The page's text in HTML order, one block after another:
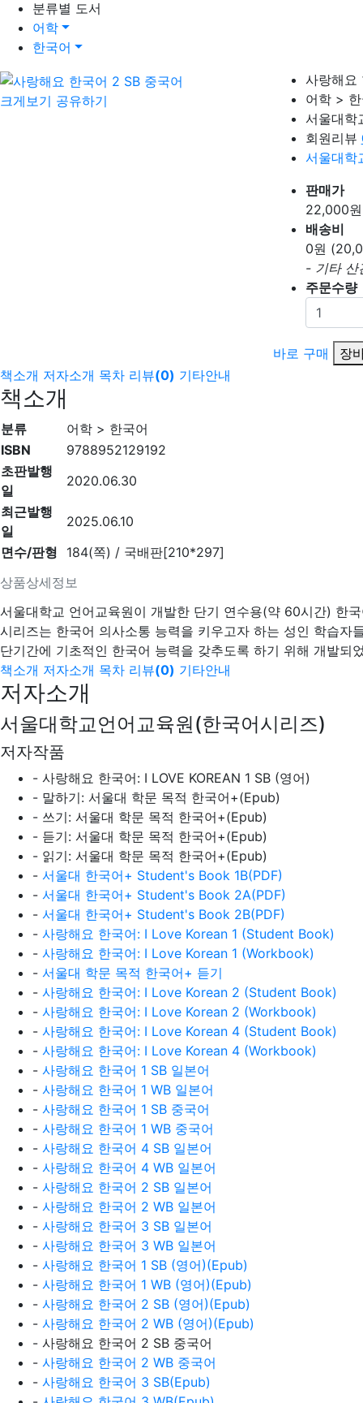
분류별 도서
어학
한국어
크게보기 공유하기
사랑해요
어학 >
서울대학
회원리뷰
서울대학
판매가
22,000원
배송비
0원
- 기타 산
주문수량
바로 구매
장
책소개 저자소개 목차 리뷰(0) 기타안내
책소개
상품상세정보
분류
어학 > 한국어
ISBN
9788952129192
초판발행
일
2020.06.30
최근발행
일
2025.06.10
면수/판형
184(쪽) / 국배판[210*297]
서울대학교 언어교육원이 개발한 단기 연수용(약 60시간) 한
시리즈는 한국어 의사소통 능력을 키우고자 하는 성인 학습자
단기간에 기초적인 한국어 능력을 갖추도록 하기 위해 개발되
책소개 저자소개 목차 리뷰(0) 기타안내
저자소개
서울대학교언어교육원(한국어시리즈)
저자작품
- 사랑해요 한국어: I LOVE KOREAN 1 SB (영어)
- 말하기: 서울대 학문 목적 한국어+(Epub)
- 쓰기: 서울대 학문 목적 한국어+(Epub)
- 듣기: 서울대 학문 목적 한국어+(Epub)
- 읽기: 서울대 학문 목적 한국어+(Epub)
- 서울대 한국어+ Student's Book 1B(PDF)
- 서울대 한국어+ Student's Book 2A(PDF)
- 서울대 한국어+ Student's Book 2B(PDF)
- 사랑해요 한국어: I Love Korean 1 (Student Book)
- 사랑해요 한국어: I Love Korean 1 (Workbook)
- 서울대 학문 목적 한국어+ 듣기
- 사랑해요 한국어: I Love Korean 2 (Student Book)
- 사랑해요 한국어: I Love Korean 2 (Workbook)
- 사랑해요 한국어: I Love Korean 4 (Student Book)
- 사랑해요 한국어: I Love Korean 4 (Workbook)
- 사랑해요 한국어 1 SB 일본어
- 사랑해요 한국어 1 WB 일본어
- 사랑해요 한국어 1 SB 중국어
- 사랑해요 한국어 1 WB 중국어
- 사랑해요 한국어 4 SB 일본어
- 사랑해요 한국어 4 WB 일본어
- 사랑해요 한국어 2 SB 일본어
- 사랑해요 한국어 2 WB 일본어
- 사랑해요 한국어 3 SB 일본어
- 사랑해요 한국어 3 WB 일본어
- 사랑해요 한국어 1 SB (영어)(Epub)
- 사랑해요 한국어 1 WB (영어)(Epub)
- 사랑해요 한국어 2 SB (영어)(Epub)
- 사랑해요 한국어 2 WB (영어)(Epub)
- 사랑해요 한국어 2 SB 중국어
- 사랑해요 한국어 2 WB 중국어
- 사랑해요 한국어 3 SB(Epub)